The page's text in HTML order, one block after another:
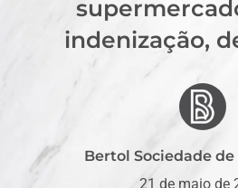
indenização,
Bertol Sociedade
21 de maio de